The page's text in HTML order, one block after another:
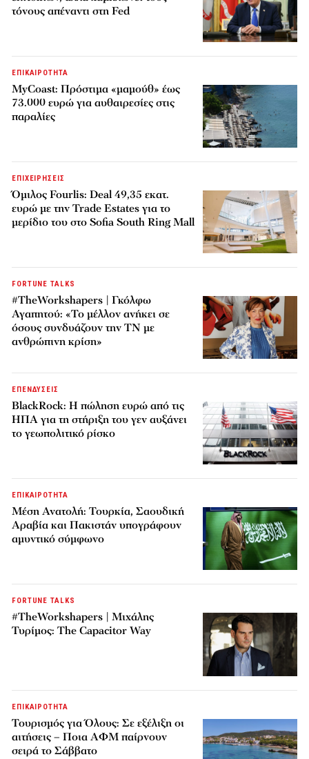
τόνους απέναντι στη Fed
ΕΠΙΚΑΙΡΟΤΗΤΑ
MyCoast: Πρόστιμα «μαμούθ» έως
73.000 ευρώ για αυθαιρεσίες στις
παραλίες
ΕΠΙΧΕΙΡΗΣΕΙΣ
Όμιλος Fourlis: Deal 49,35 εκατ.
ευρώ με την Trade Estates για το
μερίδιο του στο Sofia South Ring Mall
FORTUNE TALKS
#TheWorkshapers | Γκόλφω
Αγαπητού: «Το μέλλον ανήκει σε
όσους συνδυάζουν την ΤΝ με
ανθρώπινη κρίση»
ΕΠΕΝΔΥΣΕΙΣ
BlackRock: Η πώληση ευρώ από τις
ΗΠΑ για τη στήριξη του γεν αυξάνει
το γεωπολιτικό ρίσκο
ΕΠΙΚΑΙΡΟΤΗΤΑ
Μέση Ανατολή: Τουρκία, Σαουδική
Αραβία και Πακιστάν υπογράφουν
αμυντικό σύμφωνο
FORTUNE TALKS
#TheWorkshapers | Μιχάλης
Τυρίμος: The Capacitor Way
ΕΠΙΚΑΙΡΟΤΗΤΑ
Τουρισμός για Όλους: Σε εξέλιξη οι
αιτήσεις – Ποια ΑΦΜ παίρνουν
σειρά το Σάββατο